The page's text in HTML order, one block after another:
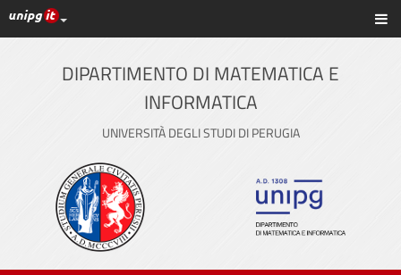
Vai
al
contenuto
principale
Link ai principali servizi web di Ateneo
DIPARTIMENTO DI MATEMATICA E
INFORMATICA
UNIVERSITÀ DEGLI STUDI DI PERUGIA